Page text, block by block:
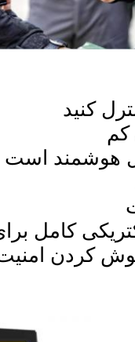
کنید
کم
هوشمند است
کامل برای 3
کردن